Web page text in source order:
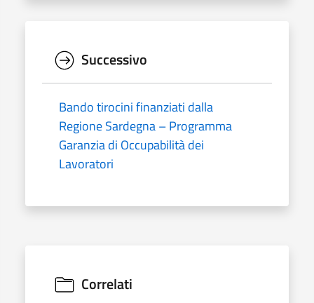
Successivo
Bando tirocini finanziati dalla
Regione Sardegna – Programma
Garanzia di Occupabilità dei
Lavoratori
Correlati